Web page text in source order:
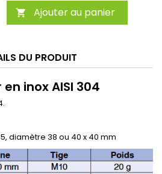
 Ajouter au panier
DU PRODUIT
inox AISI 304
diamètre 38 ou 40 x 40 mm